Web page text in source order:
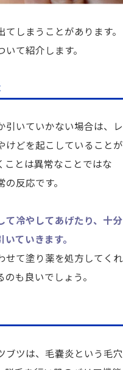
しまうことがあります。
て紹介します。
引いていかない場合は、レ
けどを起こしていることが
ことは異常なことではな
反応です。
て冷やしてあげたり、十分
ていきます。
せて塗り薬を処方してくれ
も良いでしょう。
ブツは、毛嚢炎という毛穴